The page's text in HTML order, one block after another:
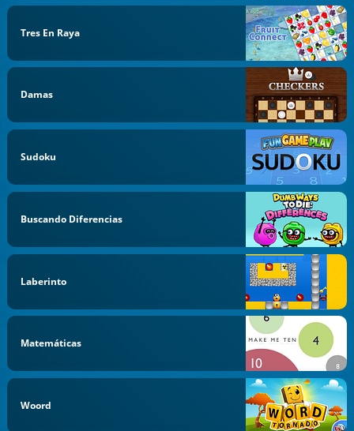
Tres En Raya
Damas
Sudoku
Buscando Diferencias
Laberinto
Matemáticas
Woord